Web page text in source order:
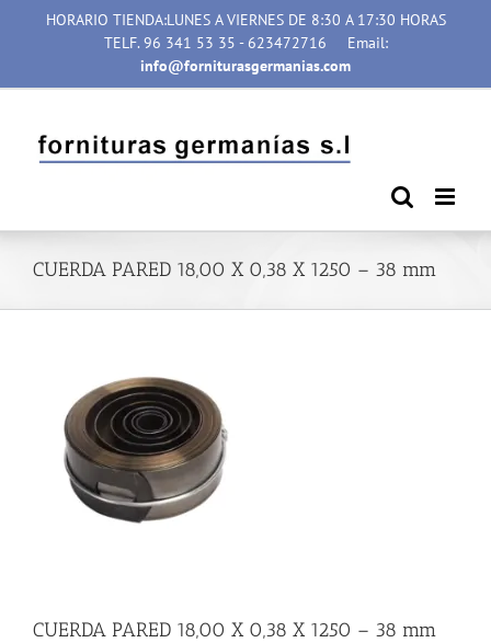
HORARIO TIENDA:LUNES A VIERNES DE 8:30 A 17:30 HORAS
TELF. 96 341 53 35 - 623472716
Email:
info@forniturasgermanias.com
CUERDA PARED 18,00 X 0,38 X 1250 – 38 mm
CUERDA PARED 18,00 X 0,38 X 1250 – 38 mm